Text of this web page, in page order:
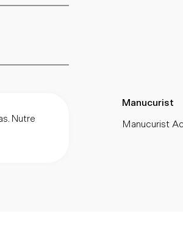
Nutre
Manucurist
Manucurist